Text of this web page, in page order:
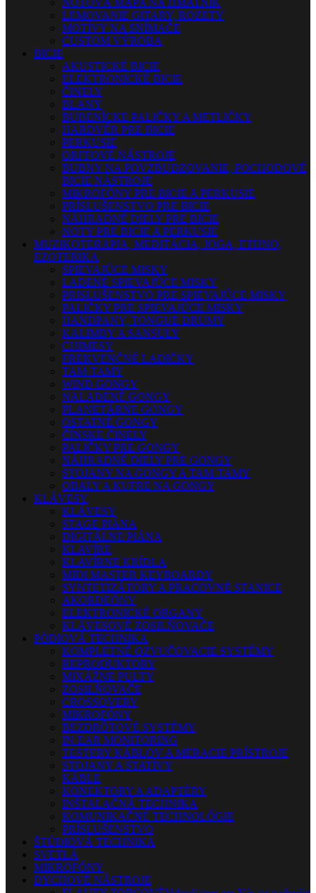
NOTOVÁ MAPA NA HMATNÍK
LEMOVANIE GITARY, ROZETY
MOTÍVY NA SNÍMAČE
CUSTOM VÝROBA
BICIE
AKUSTICKÉ BICIE
ELEKTRONICKÉ BICIE
ČINELY
BLANY
BUBENÍCKE PALIČKY A METLIČKY
HARDVÉR PRE BICIE
PERKUSIE
ORFFOVÉ NÁSTROJE
BUBNY NA POVZBUDZOVANIE, POCHODOVÉ
BICIE NÁSTROJE
MIKROFÓNY PRE BICIE A PERKUSIE
PRÍSLUŠENSTVO PRE BICIE
NÁHRADNÉ DIELY PRE BICIE
NOTY PRE BICIE A PERKUSIE
MUZIKOTERAPIA, MEDITÁCIA, JOGA, ETHNO,
EZOTERIKA
SPIEVAJÚCE MISKY
LADENÉ SPIEVAJÚCE MISKY
PRISLUŠENSTVO PRE SPIEVAJÚCE MISKY
PALIČKY PRE SPIEVAJÚCE MISKY
HANDPANY, TONGUE DRUMY
KALIMBY A SANSULY
CHIMESY
FREKVENČNÉ LADIČKY
TAM-TAMY
WIND GONGY
NALADENÉ GONGY
PLANETÁRNE GONGY
OSTATNÉ GONGY
ČÍNSKE ČINELY
PALIČKY PRE GONGY
NÁHRADNÉ DIELY PRE GONGY
STOJANY NA GONGY A TAM-TAMY
OBALY A KUFRE NA GONGY
KLÁVESY
KLÁVESY
STAGE PIÁNA
DIGITÁLNE PIÁNA
KLAVÍRE
KLAVÍRNE KRÍDLA
MIDI MASTER KEYBOARDY
SYNTETIZÁTORY A PRACOVNÉ STANICE
AKORDEÓNY
ELEKTRONICKÉ ORGANY
KLÁVESOVÉ ZOSILŇOVAČE
PÓDIOVÁ TECHNIKA
KOMPLETNÉ OZVUČOVACIE SYSTÉMY
REPRODUKTORY
MIXÁŽNE PULTY
ZOSILŇOVAČE
CROSSOVERY
MIKROFÓNY
BEZDRÔTOVÉ SYSTÉMY
IN-EAR MONITORING
TESTERY KÁBLOV A MERACIE PRÍSTROJE
STOJANY A STATÍVY
KÁBLE
KONEKTORY A ADAPTÉRY
INŠTALAČNÁ TECHNIKA
KOMUNIKAČNÉ TECHNOLÓGIE
PRÍSLUŠENSTVO
ŠTÚDIOVÁ TECHNIKA
SVETLÁ
MIKROFÓNY
DYCHOVÉ NÁSTROJE